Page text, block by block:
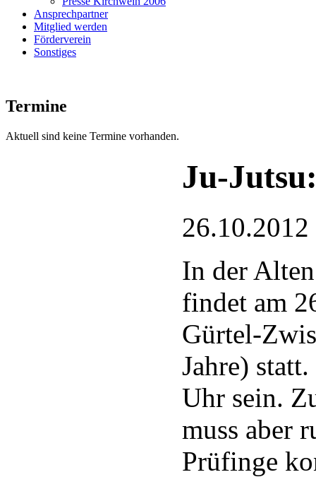
Ansprechpartner
Mitglied werden
Förderverein
Sonstiges
Termine
Aktuell sind keine Termine vorhanden.
Ju-
In der
findet am
Gürtel-
Jahre)
Uhr sein.
muss aber
Prüfinge